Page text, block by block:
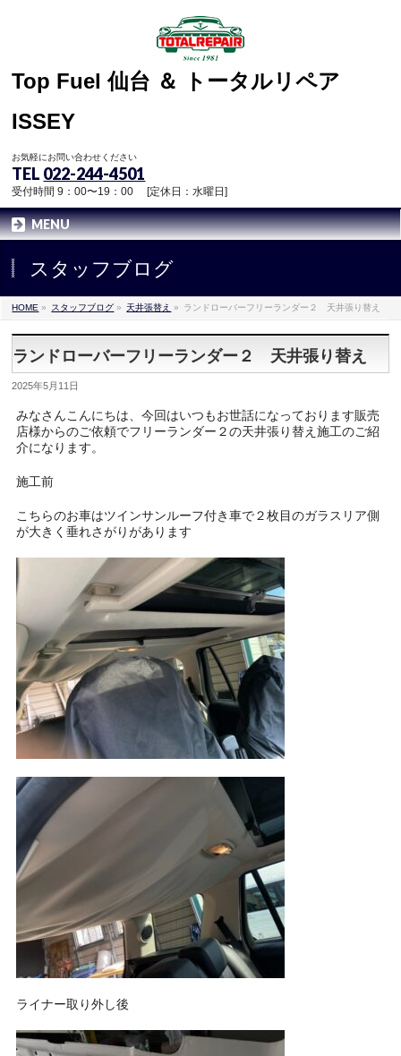
Top Fuel 仙台 ＆ トータルリペア
ISSEY
お気軽にお問い合わせください
TEL 022-244-4501
受付時間 9：00〜19：00 [定休日：水曜日]
MENU
スタッフブログ
HOME » スタッフブログ » 天井張替え » ランドローバーフリーランダー２ 天井張り替え
ランドローバーフリーランダー２ 天井張り替え
2025年5月11日
みなさんこんにちは、今回はいつもお世話になっております販売
店様からのご依頼でフリーランダー２の天井張り替え施工のご紹
介になります。
施工前
こちらのお車はツインサンルーフ付き車で２枚目のガラスリア側
が大きく垂れさがりがあります
ライナー取り外し後